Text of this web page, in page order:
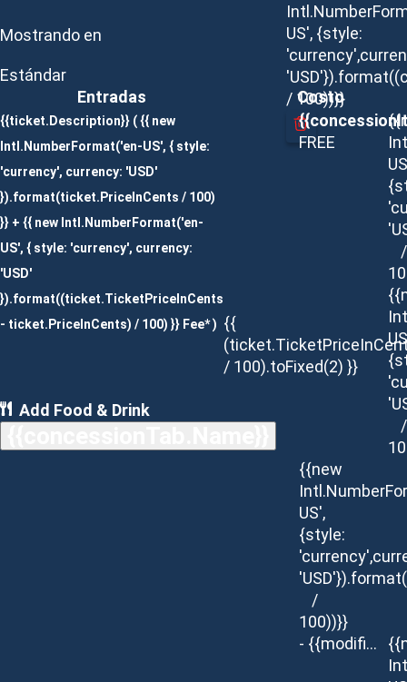
Mostrando en
Estándar
Entradas
Costo
{{ticket.Description}} ( {{ new
Intl.NumberFormat('en-US', { style:
'currency', currency: 'USD'
}).format(ticket.PriceInCents / 100)
}} + {{ new Intl.NumberFormat('en-
US', { style: 'currency', currency:
'USD'
}).format((ticket.TicketPriceInCents
- ticket.PriceInCents) / 100) }} Fee* ) {{
/ 100).toFixed(2) }}
Add Food & Drink
US', {style:
/ 100))}}
FREE
/
/
{{new
US',
{style:
/
100))}}
- {{modifier.description}}